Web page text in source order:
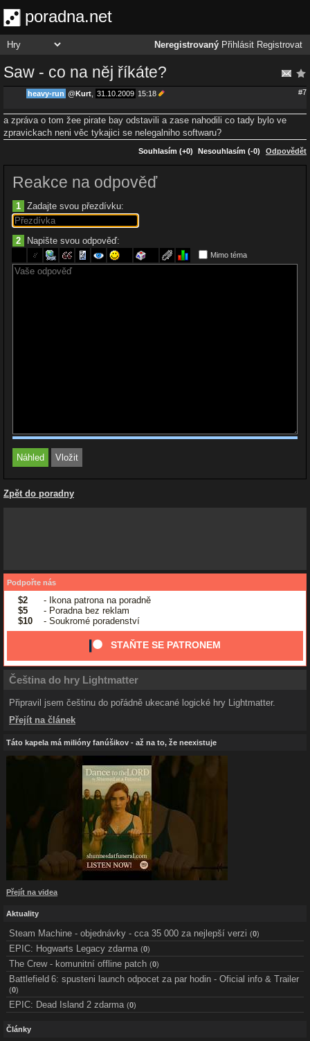
poradna.net
Neregistrovaný Přihlásit Registrovat
Saw - co na něj říkáte?
heavy-run @Kurt 31.10.2009 15:18 #7
a zpráva o tom žee pirate bay odstavili a zase nahodili co tady bylo ve
zpravickach neni věc tykajici se nelegalniho softwaru?
Souhlasím (+0) Nesouhlasím (-0) Odpovědět
Reakce na odpověď
1 Zadajte svou přezdívku:
2 Napište svou odpověď:
Mimo téma
Zpět do poradny
Podpořte nás
$2
- Ikona patrona na poradně
$5
- Poradna bez reklam
$10
- Soukromé poradenství
STAŇTE SE PATRONEM
Čeština do hry Lightmatter
Připravil jsem češtinu do pořádně ukecané logické hry Lightmatter.
Přejít na článek
Táto kapela má milióny fanúšikov - až na to, že neexistuje
Přejít na videa
Aktuality
Steam Machine - objednávky - cca 35 000 za nejlepší verzi (0)
EPIC: Hogwarts Legacy zdarma (0)
The Crew - komunitní offline patch (0)
Battlefield 6: spusteni launch odpocet za par hodin - Oficial info & Trailer
(0)
EPIC: Dead Island 2 zdarma (0)
Články